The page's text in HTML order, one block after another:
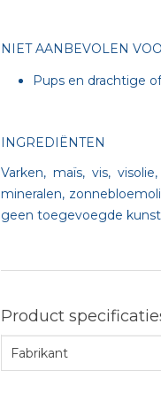
NIET AANBEVOLEN
Pups en drachtige
INGREDIËNTEN
Varken, maïs, vis,
mineralen,
geen toegevoegde
Product
Fabrikant